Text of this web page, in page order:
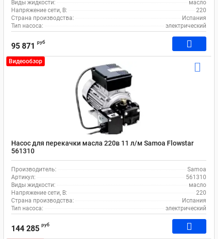
Виды жидкости:
масло
Напряжение сети, В:
220
Страна производства:
Испания
Тип насоса:
электрический
95 871 руб
Видеообзор
Насос для перекачки масла 220в 11 л/м Samoa Flowstar
561310
Производитель:
Samoa
Артикул:
561310
Виды жидкости:
масло
Напряжение сети, В:
220
Страна производства:
Испания
Тип насоса:
электрический
144 285 руб